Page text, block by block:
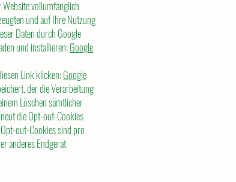
Website vollumfänglich
und auf Ihre Nutzung
Daten durch Google
und installieren:Google
Link klicken:Google
der die Verarbeitung
Löschen sämtlicher
die Opt-out-Cookies
out-Cookies sind pro
anderes Endgerät